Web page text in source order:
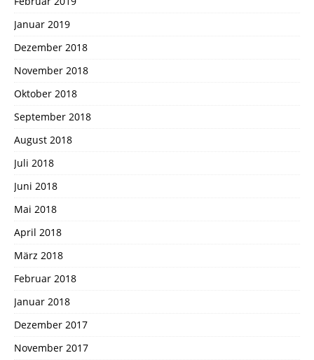
Januar 2019
Dezember 2018
November 2018
Oktober 2018
September 2018
August 2018
Juli 2018
Juni 2018
Mai 2018
April 2018
März 2018
Februar 2018
Januar 2018
Dezember 2017
November 2017